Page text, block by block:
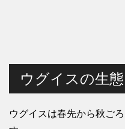
ウグイスの生態
ウグイスは春先から秋ご